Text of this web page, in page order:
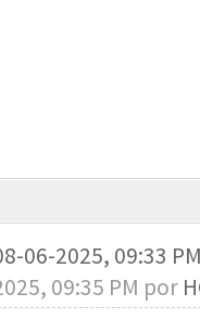
06-2025, 09:33
09:35 PM por